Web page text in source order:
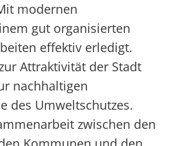
modernen
gut organisierten
effektiv erledigt.
Attraktivität der Stadt
nachhaltigen
des Umweltschutzes.
zwischen den